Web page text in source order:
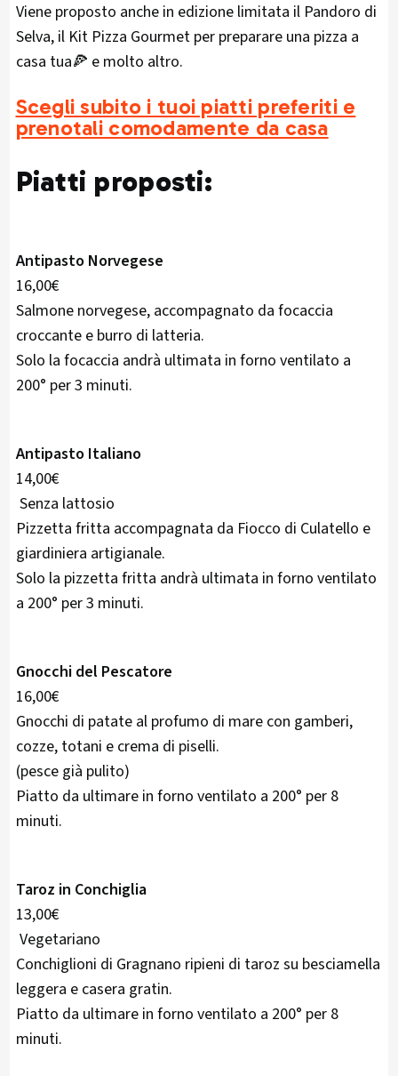
Viene proposto anche in edizione limitata il Pandoro di
Selva, il Kit Pizza Gourmet per preparare una pizza a
casa tua🍕 e molto altro.
Scegli subito i tuoi piatti preferiti e
prenotali comodamente da casa
Piatti proposti:
Antipasto Norvegese
16,00€
Salmone norvegese, accompagnato da focaccia
croccante e burro di latteria.
Solo la focaccia andrà ultimata in forno ventilato a
200° per 3 minuti.
Antipasto Italiano
14,00€
Senza lattosio
Pizzetta fritta accompagnata da Fiocco di Culatello e
giardiniera artigianale.
Solo la pizzetta fritta andrà ultimata in forno ventilato
a 200° per 3 minuti.
Gnocchi del Pescatore
16,00€
Gnocchi di patate al profumo di mare con gamberi,
cozze, totani e crema di piselli.
(pesce già pulito)
Piatto da ultimare in forno ventilato a 200° per 8
minuti.
Taroz in Conchiglia
13,00€
Vegetariano
Conchiglioni di Gragnano ripieni di taroz su besciamella
leggera e casera gratin.
Piatto da ultimare in forno ventilato a 200° per 8
minuti.